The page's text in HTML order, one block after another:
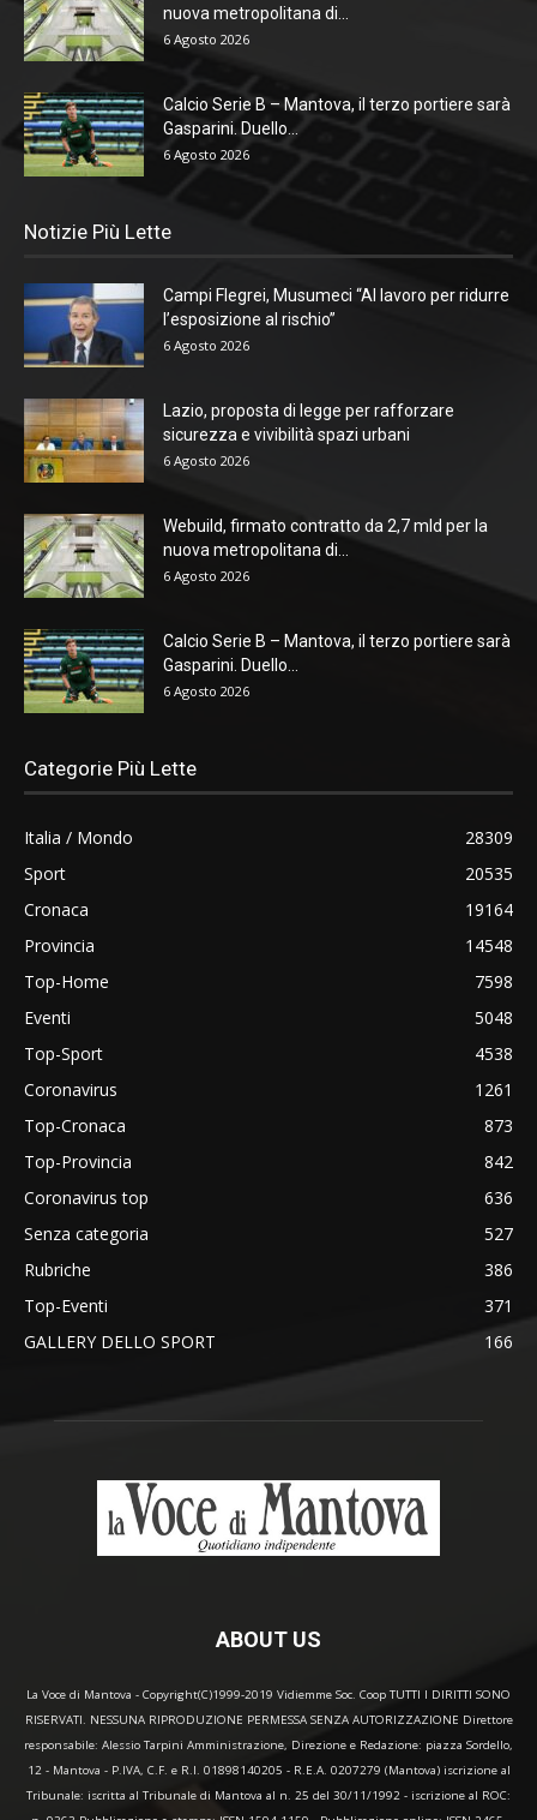
nuova metropolitana di...
6 Agosto 2026
Calcio Serie B – Mantova, il terzo portiere sarà
Gasparini. Duello...
6 Agosto 2026
Notizie Più Lette
Campi Flegrei, Musumeci “Al lavoro per ridurre
l’esposizione al rischio”
6 Agosto 2026
Lazio, proposta di legge per rafforzare
sicurezza e vivibilità spazi urbani
6 Agosto 2026
Webuild, firmato contratto da 2,7 mld per la
nuova metropolitana di...
6 Agosto 2026
Calcio Serie B – Mantova, il terzo portiere sarà
Gasparini. Duello...
6 Agosto 2026
Categorie Più Lette
Italia / Mondo
28309
Sport
20535
Cronaca
19164
Provincia
14548
Top-Home
7598
Eventi
5048
Top-Sport
4538
Coronavirus
1261
Top-Cronaca
873
Top-Provincia
842
Coronavirus top
636
Senza categoria
527
Rubriche
386
Top-Eventi
371
GALLERY DELLO SPORT
166
ABOUT US
La Voce di Mantova - Copyright(C)1999-2019 Vidiemme Soc. Coop TUTTI I DIRITTI SONO
RISERVATI. NESSUNA RIPRODUZIONE PERMESSA SENZA AUTORIZZAZIONE Direttore
responsabile: Alessio Tarpini Amministrazione, Direzione e Redazione: piazza Sordello,
12 - Mantova - P.IVA, C.F. e R.I. 01898140205 - R.E.A. 0207279 (Mantova) iscrizione al
Tribunale: iscritta al Tribunale di Mantova al n. 25 del 30/11/1992 - iscrizione al ROC: